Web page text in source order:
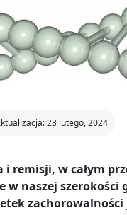
23 lutego, 2024
i remisji, w całym
w naszej
zachorowalności